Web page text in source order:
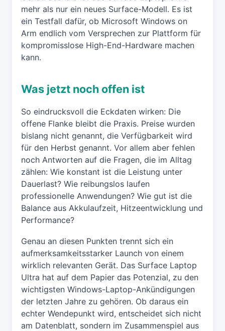
mehr als nur ein neues Surface-Modell. Es ist
ein Testfall dafür, ob Microsoft Windows on
Arm endlich vom Versprechen zur Plattform für
kompromisslose High-End-Hardware machen
kann.
Was jetzt noch offen ist
So eindrucksvoll die Eckdaten wirken: Die
offene Flanke bleibt die Praxis. Preise wurden
bislang nicht genannt, die Verfügbarkeit wird
für den Herbst genannt. Vor allem aber fehlen
noch Antworten auf die Fragen, die im Alltag
zählen: Wie konstant ist die Leistung unter
Dauerlast? Wie reibungslos laufen
professionelle Anwendungen? Wie gut ist die
Balance aus Akkulaufzeit, Hitzeentwicklung und
Performance?
Genau an diesen Punkten trennt sich ein
aufmerksamkeitsstarker Launch von einem
wirklich relevanten Gerät. Das Surface Laptop
Ultra hat auf dem Papier das Potenzial, zu den
wichtigsten Windows-Laptop-Ankündigungen
der letzten Jahre zu gehören. Ob daraus ein
echter Wendepunkt wird, entscheidet sich nicht
am Datenblatt, sondern im Zusammenspiel aus